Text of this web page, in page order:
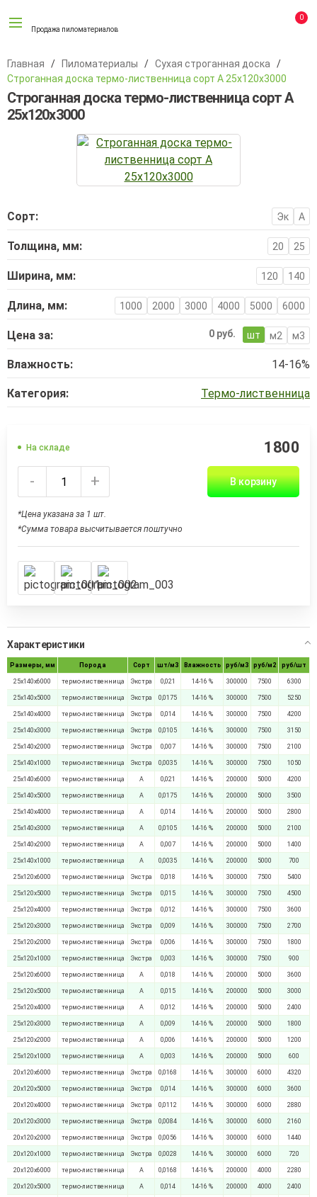
Продажа пиломатериалов
0
Главная Пиломатериалы
Сухая строганная доска
Строганная доска термо-лиственница сорт А 25х120х3000
Строганная доска термо-лиственница сорт А
25х120х3000
Сорт: Эк A
Толщина, мм: 20 25
Ширина, мм: 120 140
Длина, мм: 1000 2000 3000 4000 5000 6000
Цена за: 0 руб. шт м2 м3
Влажность: 14-16%
Категория: Термо-лиственница
На складе
1800
-
+ В корзину
*Цена указана за 1 шт.
*Сумма товара высчитывается поштучно
Характеристики
Размеры, мм Порода Сорт шт/м3 Влажность руб/м3 руб/м2 руб/шт
25х140х6000 термо-лиственница Экстра 0,021 14-16 % 300000 7500 6300
25х140х5000 термо-лиственница Экстра 0,0175 14-16 % 300000 7500 5250
25х140х4000 термо-лиственница Экстра 0,014 14-16 % 300000 7500 4200
25х140х3000 термо-лиственница Экстра 0,0105 14-16 % 300000 7500 3150
25х140х2000 термо-лиственница Экстра 0,007 14-16 % 300000 7500 2100
25х140х1000 термо-лиственница Экстра 0,0035 14-16 % 300000 7500 1050
25х140х6000 термо-лиственница А 0,021 14-16 % 200000 5000 4200
25х140х5000 термо-лиственница А 0,0175 14-16 % 200000 5000 3500
25х140х4000 термо-лиственница А 0,014 14-16 % 200000 5000 2800
25х140х3000 термо-лиственница А 0,0105 14-16 % 200000 5000 2100
25х140х2000 термо-лиственница А 0,007 14-16 % 200000 5000 1400
25х140х1000 термо-лиственница А 0,0035 14-16 % 200000 5000 700
25х120х6000 термо-лиственница Экстра 0,018 14-16 % 300000 7500 5400
25х120х5000 термо-лиственница Экстра 0,015 14-16 % 300000 7500 4500
25х120х4000 термо-лиственница Экстра 0,012 14-16 % 300000 7500 3600
25х120х3000 термо-лиственница Экстра 0,009 14-16 % 300000 7500 2700
25х120х2000 термо-лиственница Экстра 0,006 14-16 % 300000 7500 1800
25х120х1000 термо-лиственница Экстра 0,003 14-16 % 300000 7500 900
25х120х6000 термо-лиственница А 0,018 14-16 % 200000 5000 3600
25х120х5000 термо-лиственница А 0,015 14-16 % 200000 5000 3000
25х120х4000 термо-лиственница А 0,012 14-16 % 200000 5000 2400
25х120х3000 термо-лиственница А 0,009 14-16 % 200000 5000 1800
25х120х2000 термо-лиственница А 0,006 14-16 % 200000 5000 1200
25х120х1000 термо-лиственница А 0,003 14-16 % 200000 5000 600
20х120х6000 термо-лиственница Экстра 0,0168 14-16 % 300000 6000 4320
20х120х5000 термо-лиственница Экстра 0,014 14-16 % 300000 6000 3600
20х120х4000 термо-лиственница Экстра 0,0112 14-16 % 300000 6000 2880
20х120х3000 термо-лиственница Экстра 0,0084 14-16 % 300000 6000 2160
20х120х2000 термо-лиственница Экстра 0,0056 14-16 % 300000 6000 1440
20х120х1000 термо-лиственница Экстра 0,0028 14-16 % 300000 6000 720
20х120х6000 термо-лиственница А 0,0168 14-16 % 200000 4000 2280
20х120х5000 термо-лиственница А 0,014 14-16 % 200000 4000 2400